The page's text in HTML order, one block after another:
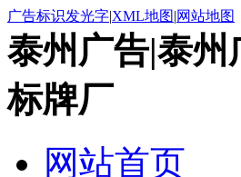
广告标识发光字|XML地图|网站地图
泰州广告|泰州
标牌厂
网站首页